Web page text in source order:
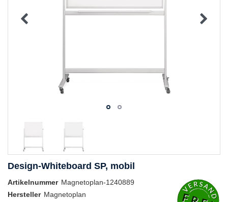
Design-Whiteboard SP, mobil
Artikelnummer Magnetoplan-1240889
Hersteller Magnetoplan